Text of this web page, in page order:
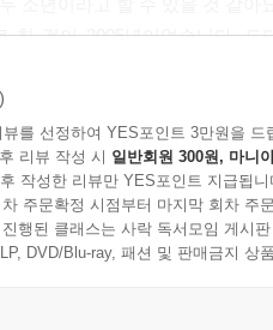
한 것이 2005년이었습니다. 드
’(이 소설은 2010년 1월부터 7
하루도 작가를 퇴근시킨 적
작가가 이토록 붙들려 있던 이야
랑하는 또하나의 방식
를 선정하여 YES포인트 3만원을 드
리뷰 작성 시 일반회원 300원, 마니
작성한 리뷰만 YES포인트 지급됩니
주문확정 시점부터 마지막 회차 주
행된 클래스는 사락 독서모임 게시
DVD/Blu-ray, 패션 및 판매금지 상